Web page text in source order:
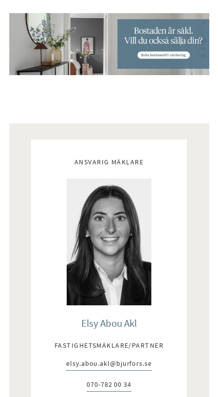
ANSVARIG MÄKLARE
Elsy Abou Akl
FASTIGHETSMÄKLARE/PARTNER
E-post:
elsy.abou.akl@bjurfors.se
Telefon:
070-782 00 34